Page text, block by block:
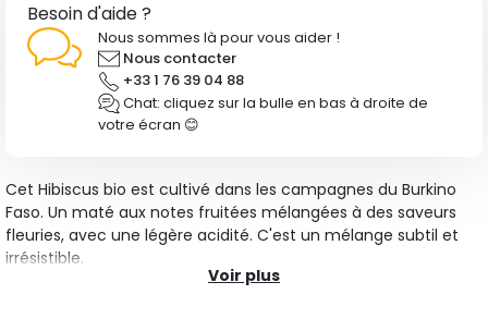
Besoin d'aide ?
Nous sommes là pour vous aider !
Nous contacter
+33 1 76 39 04 88
Chat: cliquez sur la bulle en bas à droite de
votre écran 😊
Cet Hibiscus bio est cultivé dans les campagnes du Burkino
Faso. Un maté aux notes fruitées mélangées à des saveurs
fleuries, avec une légère acidité. C'est un mélange subtil et
irrésistible.
Voir plus